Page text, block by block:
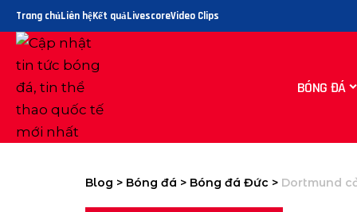
Trang chủLiên hệKết quảLivescoreVideo Clips
BÓNG ĐÁ
Blog > Bóng đá > Bóng đá Đức > Dortmund cảnh